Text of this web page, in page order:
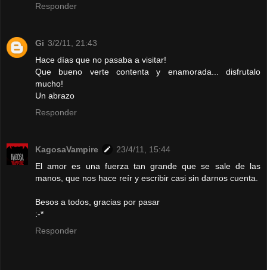
Responder
Gi 3/2/11, 21:43
Hace días que no pasaba a visitar!
Que bueno verte contenta y enamorada... disfrutalo
mucho!
Un abrazo
Responder
KagosaVampire
23/4/11, 15:44
El amor es una fuerza tan grande que se sale de las
manos, que nos hace reír y escribir casi sin darnos cuenta.
Besos a todos, gracias por pasar
:-*
Responder